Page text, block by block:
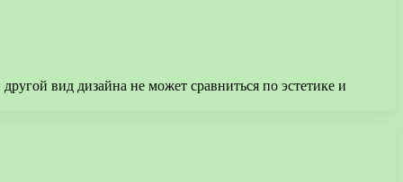
вид дизайна не может сравниться по эстетике и